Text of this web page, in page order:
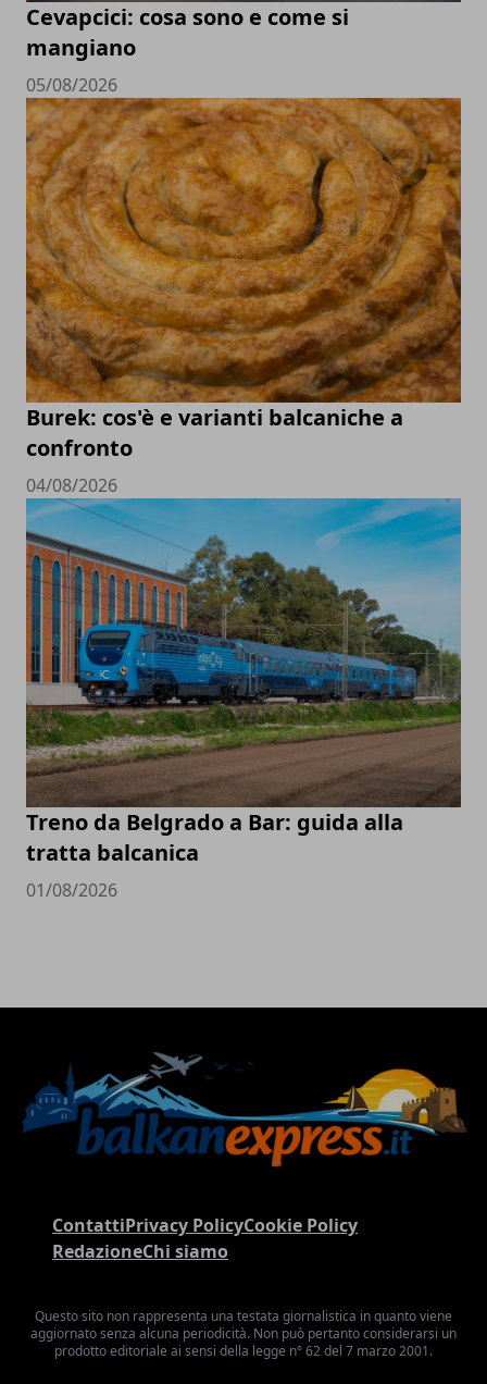
Cevapcici: cosa sono e come si
mangiano
05/08/2026
Burek: cos'è e varianti balcaniche a
confronto
04/08/2026
Treno da Belgrado a Bar: guida alla
tratta balcanica
01/08/2026
ContattiPrivacy PolicyCookie Policy
RedazioneChi siamo
Questo sito non rappresenta una testata giornalistica in quanto viene
aggiornato senza alcuna periodicità. Non può pertanto considerarsi un
prodotto editoriale ai sensi della legge n° 62 del 7 marzo 2001.